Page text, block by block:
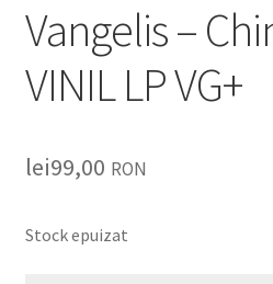
Vangelis –
VINIL LP VG+
lei99,00 RON
Stock epuizat